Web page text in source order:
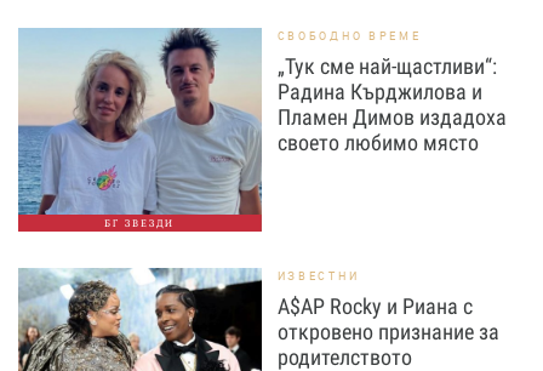
БГ ЗВЕЗДИ
СВОБОДНО ВРЕМЕ
„Тук сме най-щастливи“:
Радина Кърджилова и
Пламен Димов издадоха
своето любимо място
ИЗВЕСТНИ
A$AP Rocky и Риана с
откровено признание за
родителството